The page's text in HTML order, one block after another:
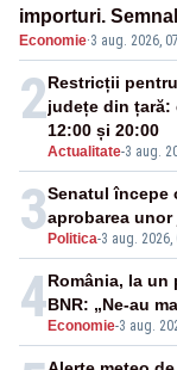
importuri.
energie
Economie·3 aug. 2026,
2
Actualitate-3 aug.
Restricții
județe din țară:
12:00 și 20:00
3 Politica-3 aug. 2026,
Senatul începe
aprobarea unor
4 Economie-3 aug.
România, la un
BNR: „Ne-au